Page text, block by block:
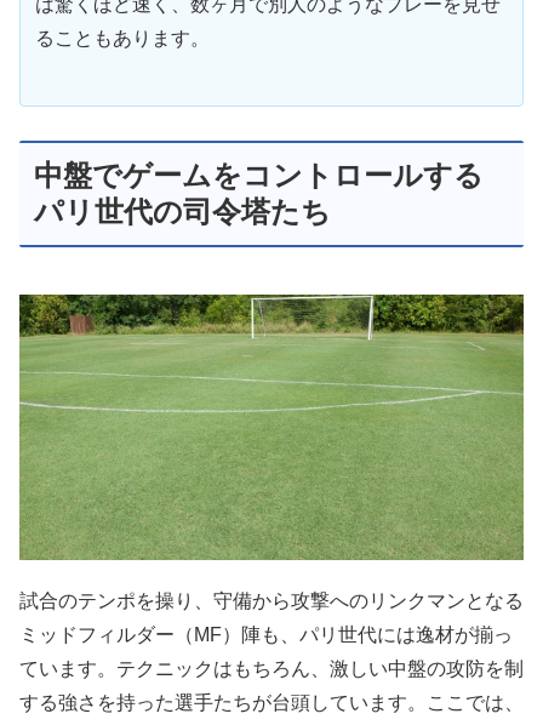
ることもあります。
中盤でゲームをコントロールする
パリ世代の司令塔たち
試合のテンポを操り、守備から攻撃へのリンクマンとなる
ミッドフィルダー（MF）陣も、パリ世代には逸材が揃っ
ています。テクニックはもちろん、激しい中盤の攻防を制
する強さを持った選手たちが台頭しています。ここでは、